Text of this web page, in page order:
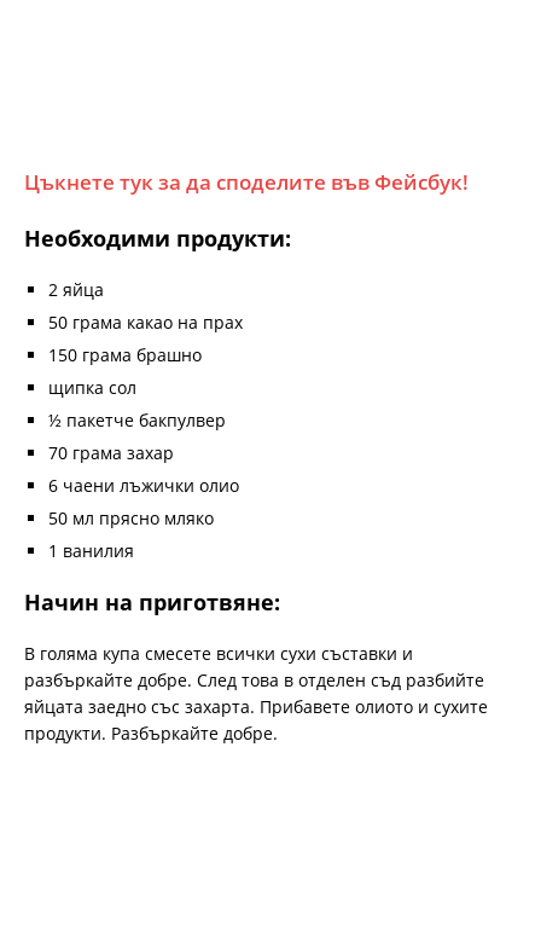
Цъкнете тук за да споделите във Фейсбук!
Необходими продукти:
2 яйца
50 грама какао на прах
150 грама брашно
щипка сол
½ пакетче бакпулвер
70 грама захар
6 чаени лъжички олио
50 мл прясно мляко
1 ванилия
Начин на приготвяне:
В голяма купа смесете всички сухи съставки и
разбъркайте добре. След това в отделен съд разбийте
яйцата заедно със захарта. Прибавете олиото и сухите
продукти. Разбъркайте добре.